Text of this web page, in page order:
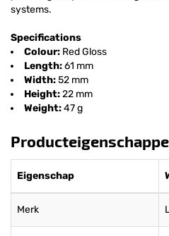
systems.
Specifications
Colour: Red Gloss
Length:61 mm
Width:52 mm
Height:22 mm
Weight:47 g
Eigenschap
Merk